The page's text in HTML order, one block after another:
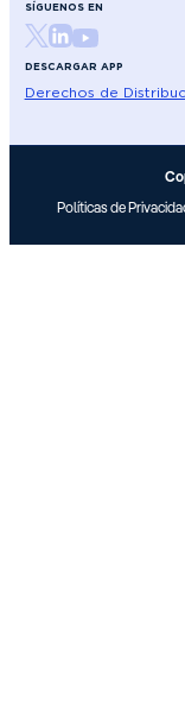
SÍGUENOS EN
DESCARGAR APP
Derechos de
Políticas de